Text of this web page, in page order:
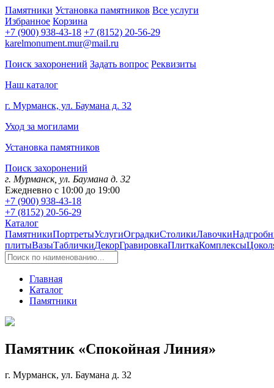
Памятники Установка памятников Все услуги
Избранное Корзина
+7 (900) 938-43-18 +7 (8152) 20-56-29
karelmonument.mur@mail.ru
Поиск захоронений Задать вопрос Реквизиты
Наш каталог
г. Мурманск, ул. Баумана д. 32
Уход за могилами
Установка памятников
Поиск захоронений
г. Мурманск, ул. Баумана д. 32
Ежедневно с 10:00 до 19:00
+7 (900) 938-43-18
+7 (8152) 20-56-29
Каталог
ПамятникиПортретыУслугиОградкиСтоликиЛавочки
плитыВазыТабличкиДекорГравировкаПлиткаКомплексы
Главная
Каталог
Памятники
Памятник «Спокойная Линия»
г. Мурманск, ул. Баумана д. 32